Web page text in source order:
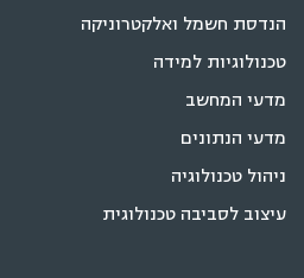
הנדסת חשמל ואלקטרוניקה
טכנולוגיות למידה
מדעי המחשב
מדעי הנתונים
ניהול טכנולוגיה
עיצוב לסביבה טכנולוגית